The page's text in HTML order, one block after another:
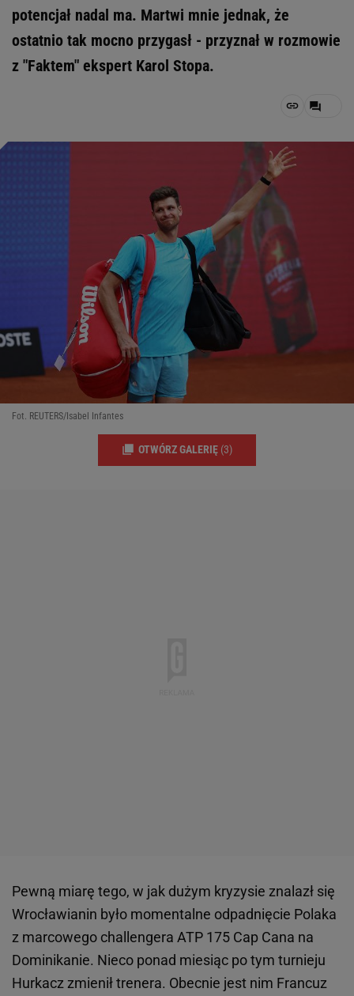
potencjał nadal ma. Martwi mnie jednak, że
ostatnio tak mocno przygasł - przyznał w rozmowie
z "Faktem" ekspert Karol Stopa.
Fot. REUTERS/Isabel Infantes
OTWÓRZ GALERIĘ (3)
Pewną miarę tego, w jak dużym kryzysie znalazł się
Wrocławianin było momentalne odpadnięcie Polaka
z marcowego challengera ATP 175 Cap Cana na
Dominikanie. Nieco ponad miesiąc po tym turnieju
Hurkacz zmienił trenera. Obecnie jest nim Francuz